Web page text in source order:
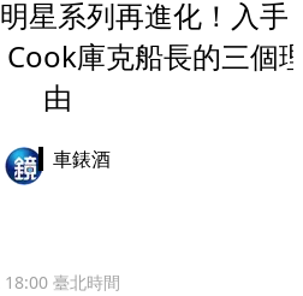
星系列再進化！入手
庫克船長的三個
由
車錶酒
18:00 臺北時間